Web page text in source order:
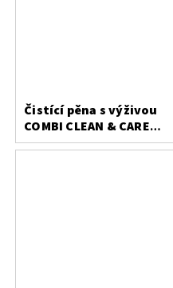
Čistící pěna s výživou
COMBI CLEAN & CARE
200 ml